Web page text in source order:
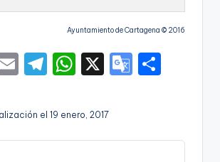
Ayuntamiento de Cartagena © 2016
E
ai
T
e
W
a
X
G
el 19 enero, 2017